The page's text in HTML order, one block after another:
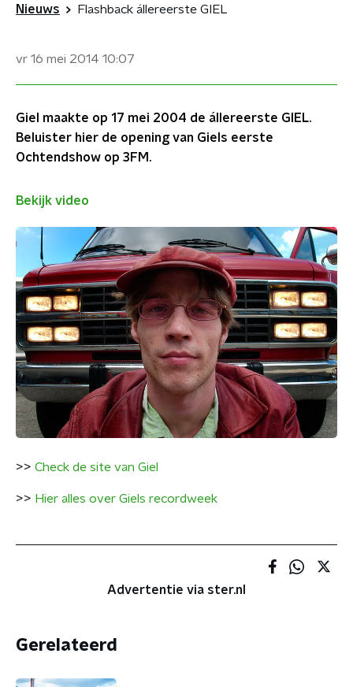
Nieuws Flashback állereerste GIEL
vr 16 mei 2014 10:07
Giel maakte op 17 mei 2004 de állereerste GIEL.
Beluister hier de opening van Giels eerste
Ochtendshow op 3FM.
Bekijk video
>> Check de site van Giel
>> Hier alles over Giels recordweek
Advertentie via ster.nl
Gerelateerd